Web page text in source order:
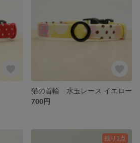
猫の首輪 水玉レース イエロー
700円
残り1点